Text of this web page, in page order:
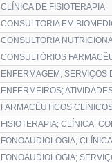
CLÍNICA DE FISIOTERAPIA
CONSULTORIA EM
CONSULTORIA
CONSULTÓRIOS
ENFERMAGEM; SERVIÇOS
ENFERMEIROS;
FARMACÊUTICOS
FISIOTERAPIA; CLÍNICA,
FONOAUDIOLOGIA;
FONOAUDIOLOGIA;